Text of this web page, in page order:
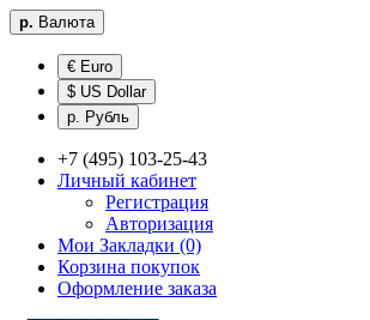
р. Валюта
€ Euro
$ US Dollar
р. Рубль
+7 (495) 103-25-43
Личный кабинет
Регистрация
Авторизация
Мои Закладки (0)
Корзина покупок
Оформление заказа